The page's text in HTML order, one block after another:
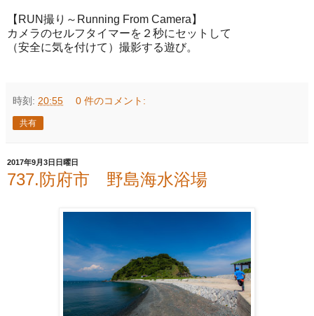
【RUN撮り～Running From Camera】
カメラのセルフタイマーを２秒にセットして
（安全に気を付けて）撮影する遊び。
時刻: 20:55 0 件のコメント:
共有
2017年9月3日日曜日
737.防府市 野島海水浴場